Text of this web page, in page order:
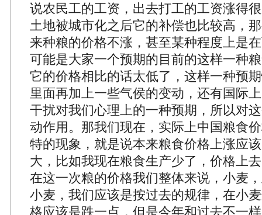
说农民工的工资，出去打工的工资涨得
土地被城市化之后它的补偿也比较高，
来种粮的价格不涨，甚至某种程度上是
可能是大家一个预期的目前的这样一种
它的价格相比的话太低了，这样一种预
里面再加上一些气侯的变动，还有国际
干扰对我们心理上的一种预期，所以对
动作用。那我们现在，实际上中国粮食
特的现象，就是说本来粮食价格上涨应
大，比如我现在粮食生产少了，价格上
在这一次粮的价格我们整体来说，小麦
小麦，我们应该是按过去的规律，在小
格应该是跌一点，但是今年和过去不一